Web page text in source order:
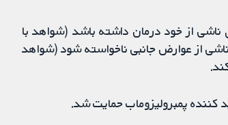
از خود درمان داشته باشد (شواهد با
ناشی از عوارض جانبی ناخواسته شود (شواهد
پمبرولیزوماب حمایت شد.